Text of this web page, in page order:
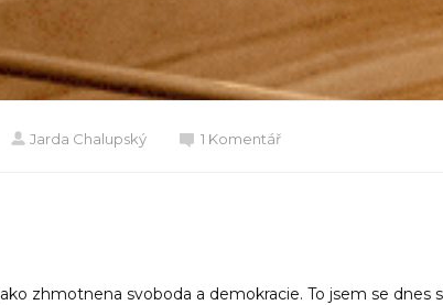
Jarda Chalupský 1 Komentář
zhmotnena svoboda a demokracie. To jsem se dnes